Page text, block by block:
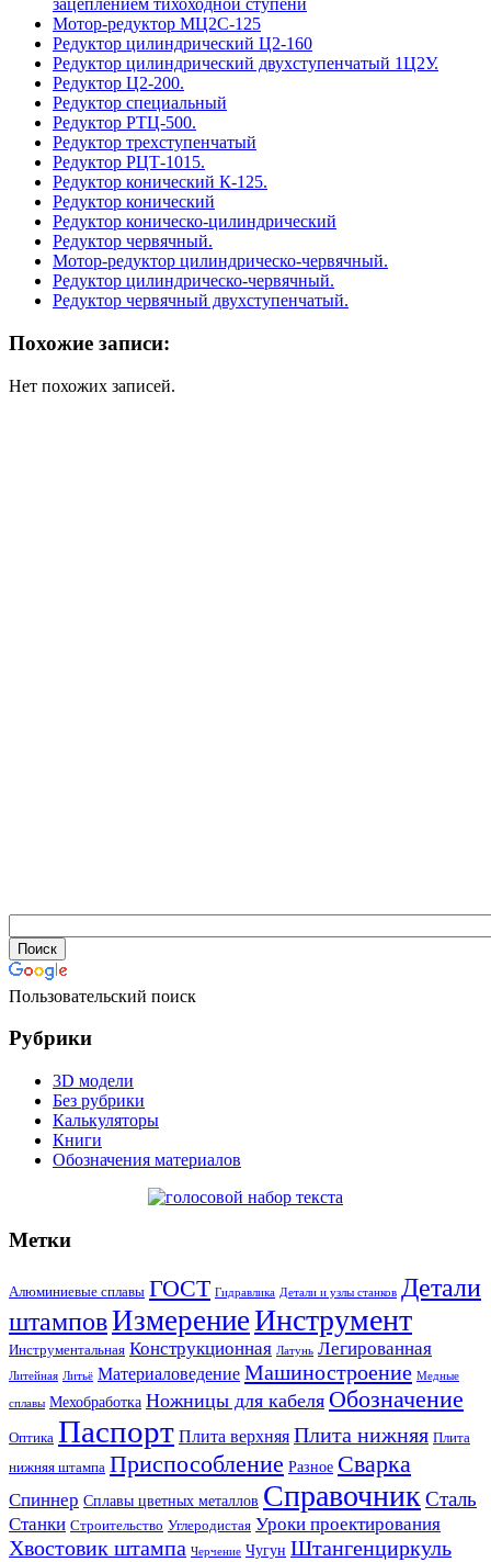
зацеплением тихоходной ступени
Мотор-редуктор МЦ2С-125
Редуктор цилиндрический Ц2-160
Редуктор цилиндрический двухступенчатый 1Ц2У.
Редуктор Ц2-200.
Редуктор специальный
Редуктор РТЦ-500.
Редуктор трехступенчатый
Редуктор РЦТ-1015.
Редуктор конический К-125.
Редуктор конический
Редуктор коническо-цилиндрический
Редуктор червячный.
Мотор-редуктор цилиндрическо-червячный.
Редуктор цилиндрическо-червячный.
Редуктор червячный двухступенчатый.
Похожие записи:
Нет похожих записей.
Пользовательский поиск
Рубрики
3D модели
Без рубрики
Калькуляторы
Книги
Обозначения материалов
Метки
Алюминиевые сплавы ГОСТ Гидравлика Детали и узлы станков Детали
штамповИзмерениеИнструмент
Инструментальная Конструкционная Латунь Легированная
Литейная Литьё Материаловедение Машиностроение Медные
сплавы Мехобработка Ножницы для кабеля Обозначение
Оптика Паспорт Плита верхняя Плита нижняя Плита
нижняя штампа Приспособление Разное Сварка
Спиннер Сплавы цветных металлов СправочникСталь
Станки Строительство Углеродистая Уроки проектирования
Хвостовик штампа Черчение Чугун Штангенциркуль